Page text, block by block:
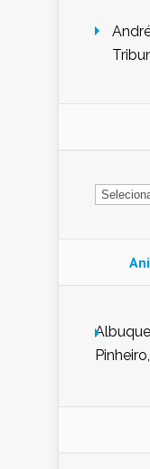
Arquivo
Nunes
Glória